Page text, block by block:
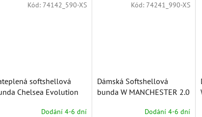
softshellová
Chelsea Evolution
Dodání 4-6 dní
Kód: 74142_590-XS
Dámská Softshellová
bunda W MANCHESTER 2.0
Dodání 4-6 dní
Kód: 74241_990-XS